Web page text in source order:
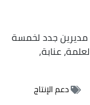
جدد لخمسة
عنابة,
دعم الإنتاج